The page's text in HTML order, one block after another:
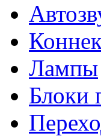
Лампы
Блоки